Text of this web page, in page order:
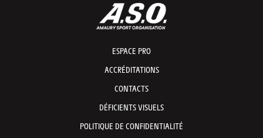
ESPACE PRO
ACCRÉDITATIONS
CONTACTS
DÉFICIENTS VISUELS
POLITIQUE DE CONFIDENTIALITÉ